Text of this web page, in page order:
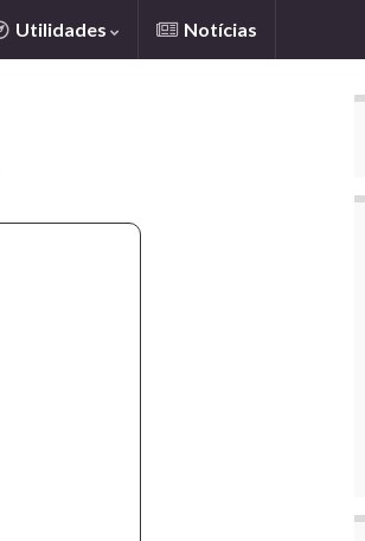
Utilidades Notícias